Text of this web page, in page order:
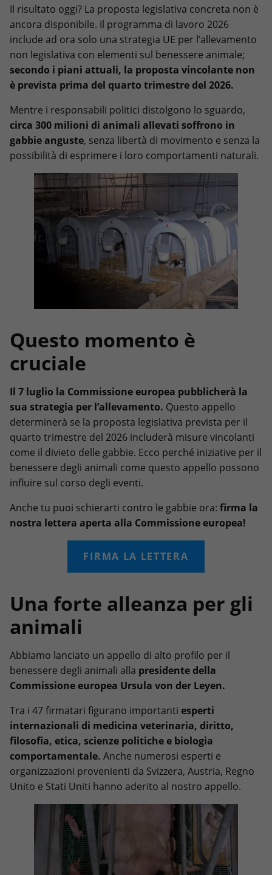
Il risultato oggi? La proposta legislativa concreta non è
ancora disponibile. Il programma di lavoro 2026
include ad ora solo una strategia UE per l’allevamento
non legislativa con elementi sul benessere animale;
secondo i piani attuali, la proposta vincolante non
è prevista prima del quarto trimestre del 2026.
Mentre i responsabili politici distolgono lo sguardo,
circa 300 milioni di animali allevati soffrono in
gabbie anguste, senza libertà di movimento e senza la
possibilità di esprimere i loro comportamenti naturali.
Questo momento è
cruciale
Il 7 luglio la Commissione europea pubblicherà la
sua strategia per l’allevamento. Questo appello
determinerà se la proposta legislativa prevista per il
quarto trimestre del 2026 includerà misure vincolanti
come il divieto delle gabbie. Ecco perché iniziative per il
benessere degli animali come questo appello possono
influire sul corso degli eventi.
Anche tu puoi schierarti contro le gabbie ora: firma la
nostra lettera aperta alla Commissione europea!
FIRMA LA LETTERA
Una forte alleanza per gli
animali
Abbiamo lanciato un appello di alto profilo per il
benessere degli animali alla presidente della
Commissione europea Ursula von der Leyen.
Tra i 47 firmatari figurano importanti esperti
internazionali di medicina veterinaria, diritto,
filosofia, etica, scienze politiche e biologia
comportamentale. Anche numerosi esperti e
organizzazioni provenienti da Svizzera, Austria, Regno
Unito e Stati Uniti hanno aderito al nostro appello.